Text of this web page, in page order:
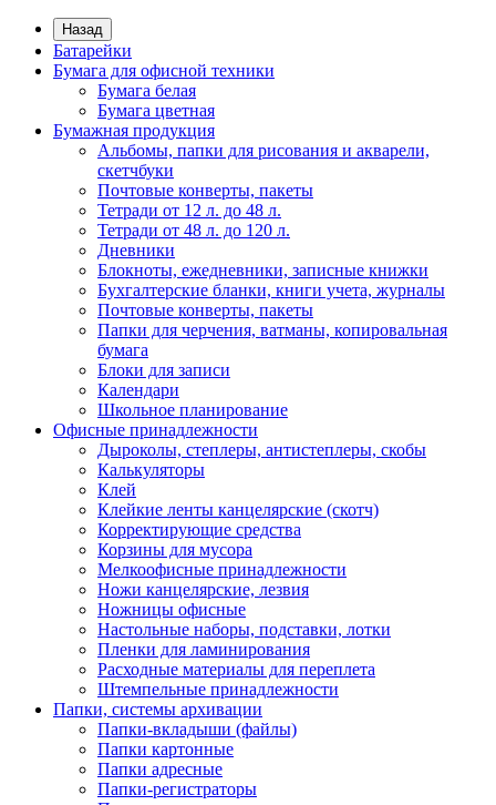
Назад
Батарейки
Бумага для офисной техники
Бумага белая
Бумага цветная
Бумажная продукция
Альбомы, папки для рисования и акварели,
скетчбуки
Почтовые конверты, пакеты
Тетради от 12 л. до 48 л.
Тетради от 48 л. до 120 л.
Дневники
Блокноты, ежедневники, записные книжки
Бухгалтерские бланки, книги учета, журналы
Почтовые конверты, пакеты
Папки для черчения, ватманы, копировальная
бумага
Блоки для записи
Календари
Школьное планирование
Офисные принадлежности
Дыроколы, степлеры, антистеплеры, скобы
Калькуляторы
Клей
Клейкие ленты канцелярские (скотч)
Корректирующие средства
Корзины для мусора
Мелкоофисные принадлежности
Ножи канцелярские, лезвия
Ножницы офисные
Настольные наборы, подставки, лотки
Пленки для ламинирования
Расходные материалы для переплета
Штемпельные принадлежности
Папки, системы архивации
Папки-вкладыши (файлы)
Папки картонные
Папки адресные
Папки-регистраторы